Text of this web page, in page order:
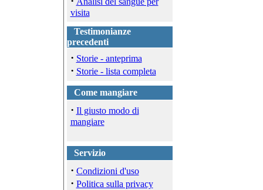
visita
Testimonianze
precedenti
· Storie - anteprima
· Storie - lista completa
Come mangiare
· Il giusto modo di
mangiare
Servizio
· Condizioni d'uso
· Politica sulla privacy